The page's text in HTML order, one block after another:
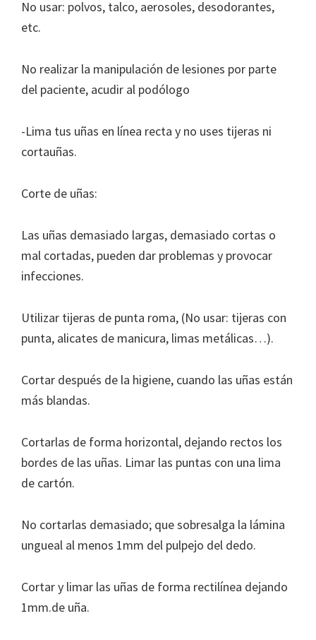
No usar: polvos, talco, aerosoles, desodorantes,
etc.
No realizar la manipulación de lesiones por parte
del paciente, acudir al podólogo
-Lima tus uñas en línea recta y no uses tijeras ni
cortauñas.
Corte de uñas:
Las uñas demasiado largas, demasiado cortas o
mal cortadas, pueden dar problemas y provocar
infecciones.
Utilizar tijeras de punta roma, (No usar: tijeras con
punta, alicates de manicura, limas metálicas…).
Cortar después de la higiene, cuando las uñas están
más blandas.
Cortarlas de forma horizontal, dejando rectos los
bordes de las uñas. Limar las puntas con una lima
de cartón.
No cortarlas demasiado; que sobresalga la lámina
ungueal al menos 1mm del pulpejo del dedo.
Cortar y limar las uñas de forma rectilínea dejando
1mm.de uña.